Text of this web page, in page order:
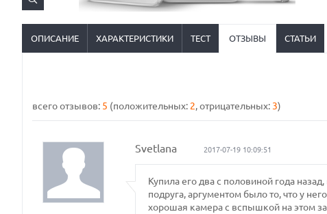
ОПИСАНИЕ ХАРАКТЕРИСТИКИ ТЕСТ ОТЗЫВЫ СТАТЬИ
всего отзывов: 5 (положительных: 2, отрицательных: 3)
Svetlana 2017-07-19 10:09:51
Купила его два с половиной года
подруга, аргументом было то, что у
хорошая камера с вспышкой на этом